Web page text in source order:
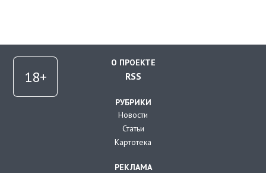
О ПРОЕКТЕ
RSS
РУБРИКИ
Новости
Статьи
Картотека
РЕКЛАМА